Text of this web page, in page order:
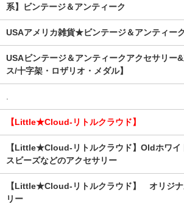
系】ビンテージ＆アンティーク
USAアメリカ雑貨★ビンテージ＆アンティー
USAビンテージ＆アンティークアクセサリー
ス/十字架・ロザリオ・メダル】
.
【Little★Cloud-リトルクラウド】
【Little★Cloud-リトルクラウド】Oldホワイ
スビーズなどのアクセサリー
【Little★Cloud-リトルクラウド】 オリジナ
リー